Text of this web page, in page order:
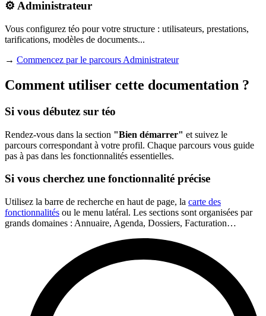
⚙️ Administrateur
Vous configurez téo pour votre structure : utilisateurs, prestations,
tarifications, modèles de documents...
→ Commencez par le parcours Administrateur
Comment utiliser cette documentation ?
Si vous débutez sur téo
Rendez-vous dans la section "Bien démarrer" et suivez le
parcours correspondant à votre profil. Chaque parcours vous guide
pas à pas dans les fonctionnalités essentielles.
Si vous cherchez une fonctionnalité précise
Utilisez la barre de recherche en haut de page, la carte des
fonctionnalités ou le menu latéral. Les sections sont organisées par
grands domaines : Annuaire, Agenda, Dossiers, Facturation…